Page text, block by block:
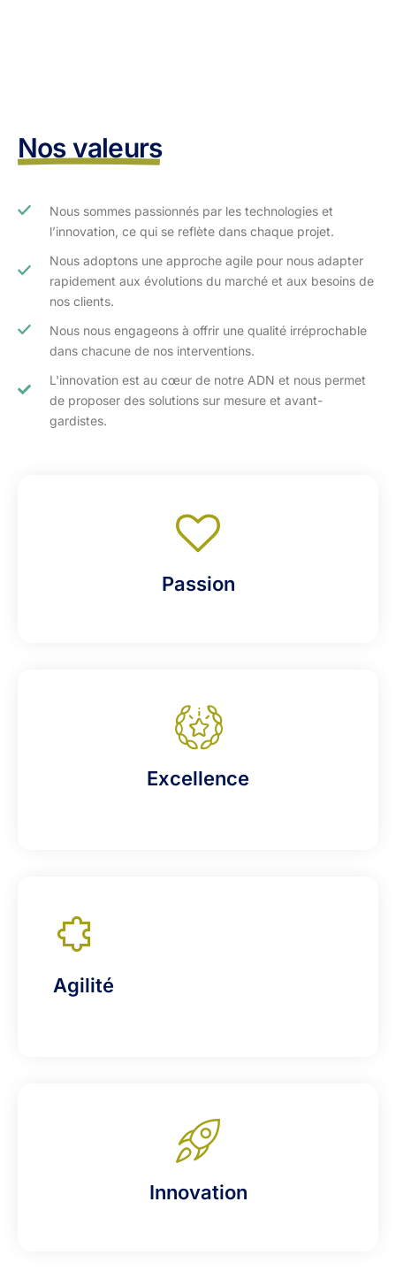
Nos valeurs
Nous sommes passionnés par les technologies et
l’innovation, ce qui se reflète dans chaque projet.
Nous adoptons une approche agile pour nous adapter
rapidement aux évolutions du marché et aux besoins de
nos clients.​
Nous nous engageons à offrir une qualité irréprochable
dans chacune de nos interventions.
L'innovation est au cœur de notre ADN et nous permet
de proposer des solutions sur mesure et avant-
gardistes.
Passion
Excellence
Agilité
Innovation